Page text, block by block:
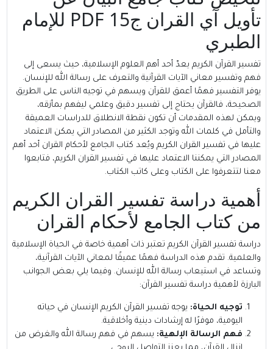
تأويل آي القران ج15 PDF للإمام
الطبري
تفسير القرآن الكريم يعدّ أحد أهم العلوم الإسلامية، حيث يسعى إلى
فهم وتفسير معاني الآيات القرآنية والتعرف على رسالة الله للإنسان.
يوفر التفسير فهمًا أعمق للقرآن ويسهم في توجيه الناس على الطريق
الصحيحة، فالقرآن يحتاج إلى تفسير دقيق وعلمي ليفهم بمأزقه،
ويمكن لهذه المقدمات أن تكون نقطة الانطلاق للدراسات العميقة
والتأمل في كلمات الله وتوجد الكثير من المصادر التي يمكن الاعتماد
عليها في تفسير القران الكريم ويُعد كتاب الجامع لأحكام القران أحد أهم
المصادر التي يمكننا الاعتماد عليها في تفسير القران الكريم، فتابعوا
معنا لتتعرفوا على الكتاب وعلى كاتب الكتاب.
أهمية دراسة تفسير القران الكريم
من كتاب الجامع لأحكام القران
دراسة تفسير القرآن الكريم تعتبر ذات أهمية خاصة في الحياة الإسلامية
والعلمية. تقدم هذه الدراسة فهمًا عميقًا لمعاني الآيات القرآنية،
وتساعد في استيعاب رسالة الله للإنسان. وفيما يلي بعض الجوانب
البارزة لأهمية دراسة تفسير القرآن:
توجيه الحياة: يوجه تفسير القرآن الكريم الإنسان في حياته
اليومية، موفرًا له إرشادات دينية وأخلاقية.
فهم الرسالة الإلهية: يسهم في فهم رسالة الله والغرض من